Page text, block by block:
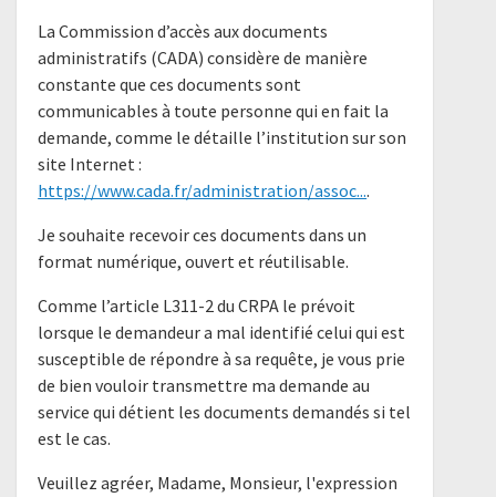
La Commission d’accès aux documents
administratifs (CADA) considère de manière
constante que ces documents sont
communicables à toute personne qui en fait la
demande, comme le détaille l’institution sur son
site Internet :
https://www.cada.fr/administration/assoc....
Je souhaite recevoir ces documents dans un
format numérique, ouvert et réutilisable.
Comme l’article L311-2 du CRPA le prévoit
lorsque le demandeur a mal identifié celui qui est
susceptible de répondre à sa requête, je vous prie
de bien vouloir transmettre ma demande au
service qui détient les documents demandés si tel
est le cas.
Veuillez agréer, Madame, Monsieur, l'expression